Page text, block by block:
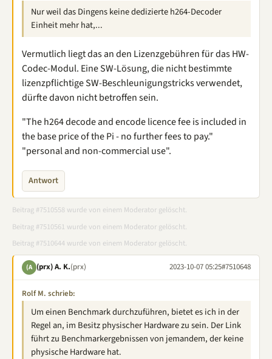
Nur weil das Dingens keine dedizierte h264-Decoder
Einheit mehr hat,...
Vermutlich liegt das an den Lizenzgebühren für das HW-
Codec-Modul. Eine SW-Lösung, die nicht bestimmte
lizenzpflichtige SW-Beschleunigungstricks verwendet,
dürfte davon nicht betroffen sein.
"The h264 decode and encode licence fee is included in
the base price of the Pi - no further fees to pay."
"personal and non-commercial use".
Antwort
Beitrag #7510558 wurde von einem Moderator gelöscht.
Beitrag #7510561 wurde von einem Moderator gelöscht.
Beitrag #7510644 wurde von einem Moderator gelöscht.
(A (prx) A. K.(prx) 2023-10-07 05:25#7510648
Rolf M. schrieb:
Um einen Benchmark durchzuführen, bietet es ich in der
Regel an, im Besitz physischer Hardware zu sein. Der Link
führt zu Benchmarkergebnissen von jemandem, der keine
physische Hardware hat.